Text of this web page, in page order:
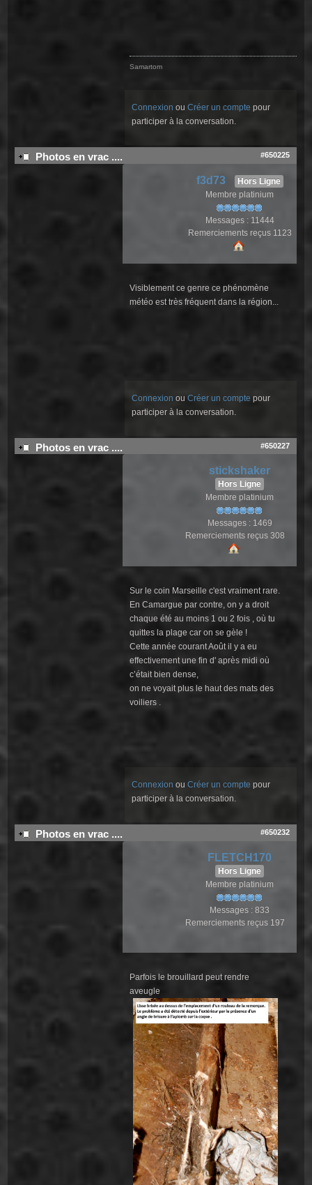
Samartom
Connexion ouCréer un compte pour
participer à la conversation.
Photos en vrac .... #650225
f3d73
Hors Ligne
Membre platinium
Messages : 11444
Remerciements reçus 1123
Visiblement ce genre ce phénomène
météo est très fréquent dans la région...
Connexion ouCréer un compte pour
participer à la conversation.
Photos en vrac .... #650227
stickshaker
Hors Ligne
Membre platinium
Messages : 1469
Remerciements reçus 308
Sur le coin Marseille c'est vraiment rare.
En Camargue par contre, on y a droit
chaque été au moins 1 ou 2 fois , où tu
quittes la plage car on se gèle !
Cette année courant Août il y a eu
effectivement une fin d' après midi où
c’était bien dense,
on ne voyait plus le haut des mats des
voiliers .
Connexion ouCréer un compte pour
participer à la conversation.
Photos en vrac .... #650232
FLETCH170
Hors Ligne
Membre platinium
Messages : 833
Remerciements reçus 197
Parfois le brouillard peut rendre
aveugle